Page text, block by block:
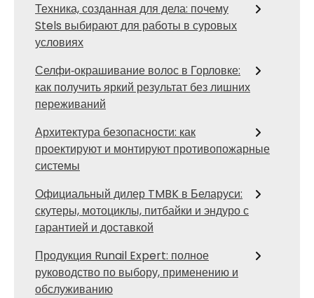
Техника, созданная для дела: почему
Stels выбирают для работы в суровых
условиях
Селфи‑окрашивание волос в Горловке:
как получить яркий результат без лишних
переживаний
Архитектура безопасности: как
проектируют и монтируют противопожарные
системы
Официальный дилер TMBK в Беларуси:
скутеры, мотоциклы, питбайки и эндуро с
гарантией и доставкой
Продукция Runail Expert: полное
руководство по выбору, применению и
обслуживанию